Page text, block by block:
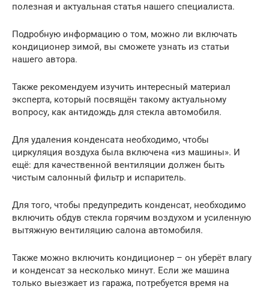
полезная и актуальная статья нашего специалиста.
Подробную информацию о том, можно ли включать
кондиционер зимой, вы сможете узнать из статьи
нашего автора.
Также рекомендуем изучить интересный материал
эксперта, который посвящён такому актуальному
вопросу, как антидождь для стекла автомобиля.
Для удаления конденсата необходимо, чтобы
циркуляция воздуха была включена «из машины». И
ещё: для качественной вентиляции должен быть
чистым салонный фильтр и испаритель.
Для того, чтобы предупредить конденсат, необходимо
включить обдув стекла горячим воздухом и усиленную
вытяжную вентиляцию салона автомобиля.
Также можно включить кондиционер – он уберёт влагу
и конденсат за несколько минут. Если же машина
только выезжает из гаража, потребуется время на